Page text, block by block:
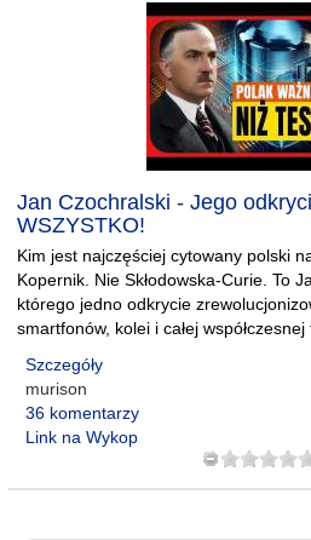
Jan Czochralski - Jego
WSZYSTKO!
Kim jest najczęściej cytowany polski
Kopernik. Nie Skłodowska-Curie. To
którego jedno odkrycie
smartfonów, kolei i całej współczesnej
Szczegóły
murison
36 komentarzy
Link na Wykop